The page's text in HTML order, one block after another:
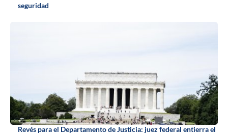
seguridad
Revés para el Departamento de Justicia: juez federal entierra el